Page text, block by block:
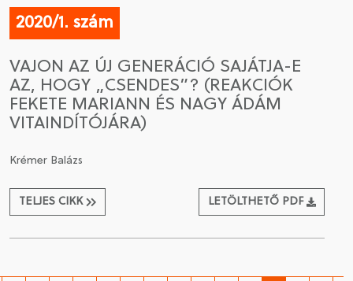
2020/1. szám
VAJON AZ ÚJ GENERÁCIÓ SAJÁTJA-E
AZ, HOGY „CSENDES”? (REAKCIÓK
FEKETE MARIANN ÉS NAGY ÁDÁM
VITAINDÍTÓJÁRA)
Krémer Balázs
TELJES CIKK LETÖLTHETŐ PDF